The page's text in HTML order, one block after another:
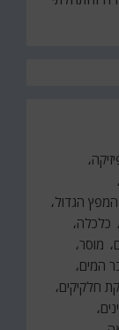
המפץ הגדול
כלכלה
מוסר
המים
חלקיקים